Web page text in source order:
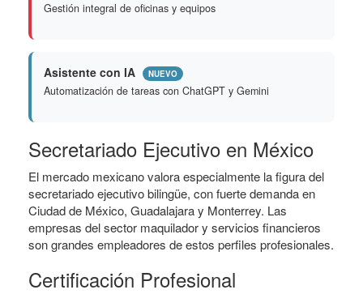
Gestión integral de oficinas y equipos
Asistente con IA NUEVO
Automatización de tareas con ChatGPT y Gemini
Secretariado Ejecutivo en México
El mercado mexicano valora especialmente la figura del
secretariado ejecutivo bilingüe, con fuerte demanda en
Ciudad de México, Guadalajara y Monterrey. Las
empresas del sector maquilador y servicios financieros
son grandes empleadores de estos perfiles profesionales.
Certificación Profesional